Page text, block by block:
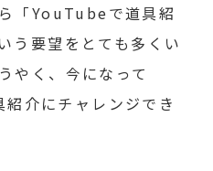
「YouTubeで道具紹
う要望をとても多くい
やく、今になって
介にチャレンジでき